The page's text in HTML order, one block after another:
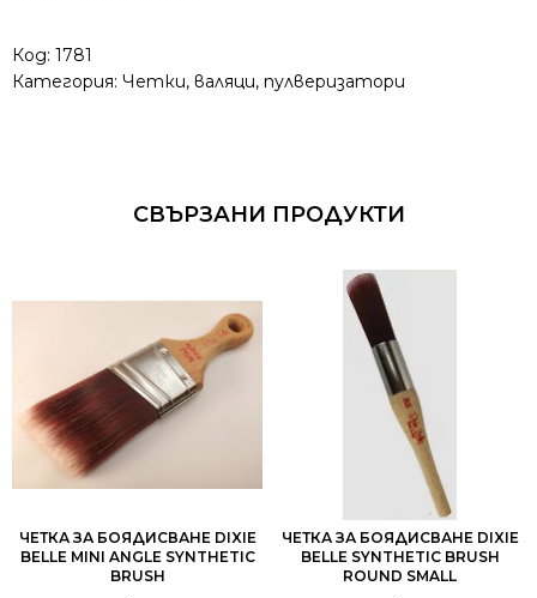
Код: 1781
Категория: Четки, валяци, пулверизатори
СВЪРЗАНИ ПРОДУКТИ
ЧЕТКА ЗА БОЯДИСВАНЕ DIXIE
BELLE MINI ANGLE SYNTHETIC
BRUSH
ЧЕТКА ЗА БОЯДИСВАНЕ DIXIE
BELLE SYNTHETIC BRUSH
ROUND SMALL